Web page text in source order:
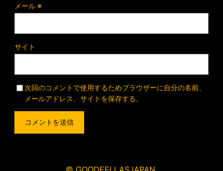
メール ※
サイト
次回のコメントで使用するためブラウザーに自分の名前、
メールアドレス、サイトを保存する。